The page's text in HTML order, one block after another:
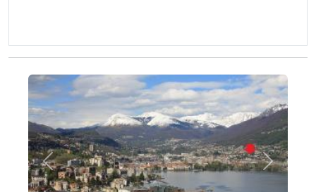
Zurück Weiter